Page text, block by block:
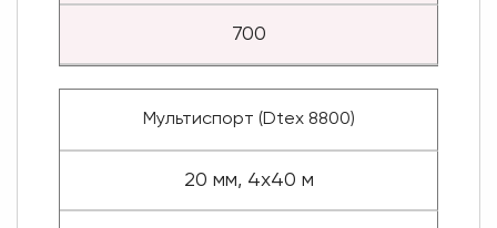
700
Мультиспорт (Dtex 8800)
20 мм, 4x40 м